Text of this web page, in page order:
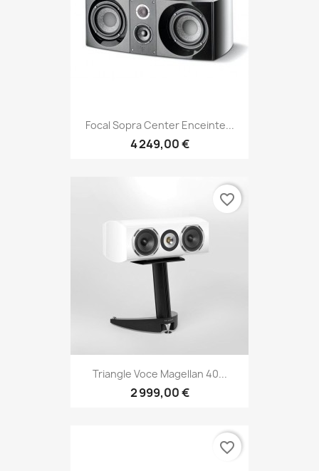
Focal Sopra Center Enceinte...
4 249,00 €
Triangle Voce Magellan 40...
2 999,00 €
favorite_border
favorite_border